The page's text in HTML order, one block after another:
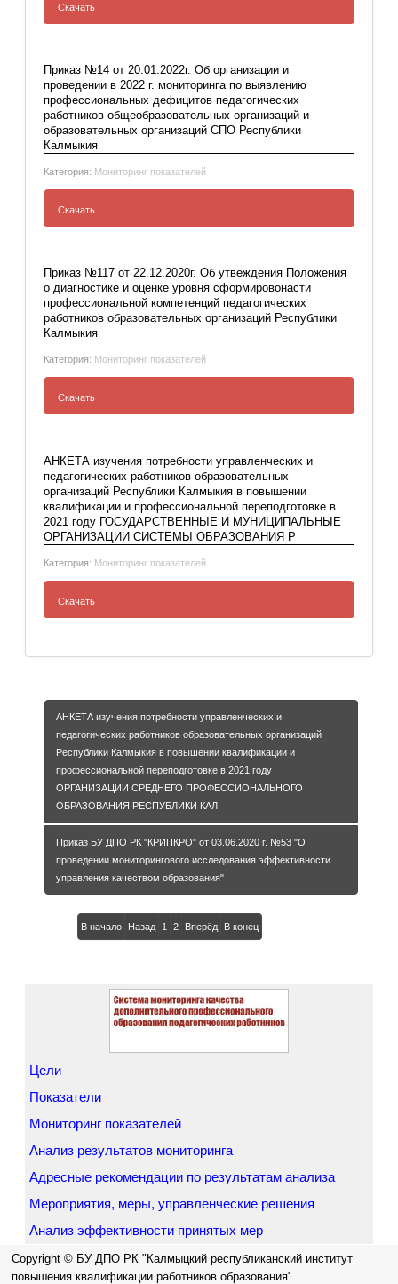
Скачать
«Об участниках и сроках проведения
процедуры оценки предметных и
методических компетенций учителей
муниципальных общеобразовательных
организаций»
Приказ №14 от 20.01.2022г. Об организации и
проведении в 2022 г. мониторинга по выявлению
профессиональных дефицитов педагогических
работников общеобразовательных организаций и
образовательных организаций СПО Республики
Калмыкия
Категория: Мониторинг показателей
Скачать
проведении в 2022 г. мониторинга по
выявлению профессиональных дефицитов
педагогических работников
общеобразовательных организаций и
образовательных организаций СПО
Республики Калмыкия
Приказ №117 от 22.12.2020г. Об утвеждения Положения
о диагностике и оценке уровня сформировонасти
профессиональной компетенций педагогических
работников образовательных организаций Республики
Калмыкия
Категория: Мониторинг показателей
Скачать
Положения о диагностике и оценке уровня
сформировонасти профессиональной
компетенций педагогических работников
образовательных организаций Республики
Калмыкия
АНКЕТА изучения потребности управленческих и
педагогических работников образовательных
организаций Республики Калмыкия в повышении
квалификации и профессиональной переподготовке в
2021 году ГОСУДАРСТВЕННЫЕ И МУНИЦИПАЛЬНЫЕ
ОРГАНИЗАЦИИ СИСТЕМЫ ОБРАЗОВАНИЯ Р
Категория: Мониторинг показателей
Скачать
управленческих и педагогических
квалификации и профессиональной
переподготовке в 2021 году
ГОСУДАРСТВЕННЫЕ И МУНИЦИПАЛЬНЫЕ
ОРГАНИЗАЦИИ СИСТЕМЫ ОБРАЗОВАНИЯ
РЕСПУБЛИКИ КАЛМЫКИЯ
АНКЕТА изучения потребности управленческих и
педагогических работников образовательных организаций
Республики Калмыкия в повышении квалификации и
профессиональной переподготовке в 2021 году
ОРГАНИЗАЦИИ СРЕДНЕГО ПРОФЕССИОНАЛЬНОГО
ОБРАЗОВАНИЯ РЕСПУБЛИКИ КАЛ
Приказ БУ ДПО РК "КРИПКРО" от 03.06.2020 г. №53 "О
проведении мониторингового исследования эффективности
управления качеством образования"
В начало Назад 1 2 Вперёд В конец
Цели
Показатели
Мониторинг показателей
Анализ результатов мониторинга
Адресные рекомендации по результатам анализа
Мероприятия, меры, управленческие решения
Анализ эффективности принятых мер
Copyright © БУ ДПО РК "Калмыцкий республиканский институт
повышения квалификации работников образования"